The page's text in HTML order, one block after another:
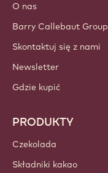
O nas
Barry Callebaut Group
Skontaktuj się z nami
Newsletter
Gdzie kupić
PRODUKTY
Czekolada
Składniki kakao